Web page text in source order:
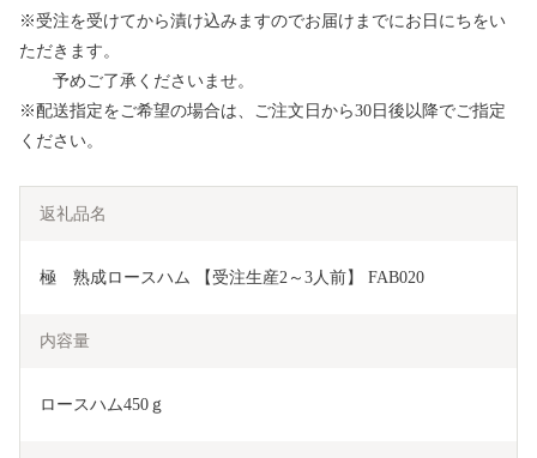
※受注を受けてから漬け込みますのでお届けまでにお日にちをい
ただきます。
予めご了承くださいませ。
※配送指定をご希望の場合は、ご注文日から30日後以降でご指定
ください。
返礼品名
極　熟成ロースハム 【受注生産2～3人前】 FAB020
内容量
ロースハム450ｇ